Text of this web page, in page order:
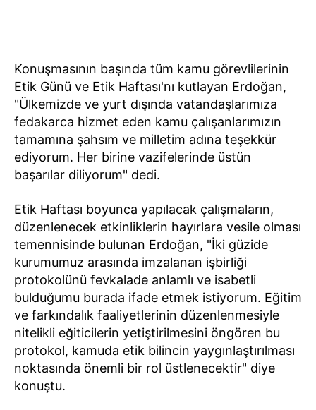
Konuşmasının başında tüm kamu görevlilerinin
Etik Günü ve Etik Haftası'nı kutlayan Erdoğan,
"Ülkemizde ve yurt dışında vatandaşlarımıza
fedakarca hizmet eden kamu çalışanlarımızın
tamamına şahsım ve milletim adına teşekkür
ediyorum. Her birine vazifelerinde üstün
başarılar diliyorum" dedi.
Etik Haftası boyunca yapılacak çalışmaların,
düzenlenecek etkinliklerin hayırlara vesile olması
temennisinde bulunan Erdoğan, "İki güzide
kurumumuz arasında imzalanan işbirliği
protokolünü fevkalade anlamlı ve isabetli
bulduğumu burada ifade etmek istiyorum. Eğitim
ve farkındalık faaliyetlerinin düzenlenmesiyle
nitelikli eğiticilerin yetiştirilmesini öngören bu
protokol, kamuda etik bilincin yaygınlaştırılması
noktasında önemli bir rol üstlenecektir" diye
konuştu.